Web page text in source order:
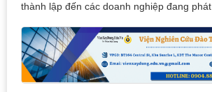
thành lập đến các doanh nghiệp đang phát